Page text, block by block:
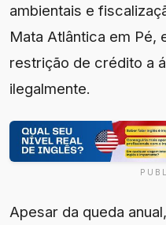
ambientais e
Mata Atlântica em Pé,
restrição de crédito a
ilegalmente.
Apesar da queda